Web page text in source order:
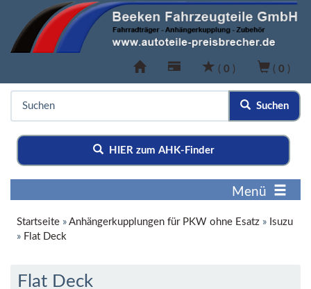
( 0 ) ( 0 )
Suchen
HIER zum AHK-Finder
Menü
Startseite » Anhängerkupplungen für PKW ohne Esatz » Isuzu
» Flat Deck
Flat Deck